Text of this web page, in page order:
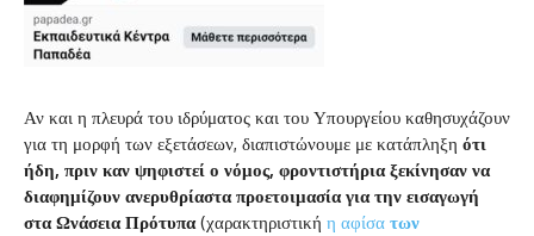
Αν και η πλευρά του ιδρύματος και του Υπουργείου καθησυχάζουν
για τη μορφή των εξετάσεων, διαπιστώνουμε με κατάπληξη ότι
ήδη, πριν καν ψηφιστεί ο νόμος, φροντιστήρια ξεκίνησαν να
διαφημίζουν ανερυθρίαστα προετοιμασία για την εισαγωγή
στα Ωνάσεια Πρότυπα(χαρακτηριστική η αφίσα των